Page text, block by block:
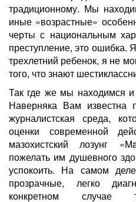
традиционному. Мы
иные «возрастные»
черты с национальным
преступление, это ошибка.
трехлетний ребенок, я не
того, что знают
Так где же мы находимся
Наверняка Вам известна
журналистская среда,
оценки современной
мазохистский лозунг
пожелать им душевного
успокоить. На самом
прозрачные, легко
конкретном случае